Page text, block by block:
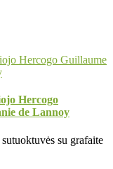
Hercogo
de Lannoy
su grafaite